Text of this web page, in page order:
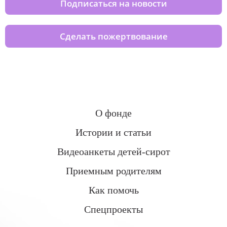
Подписаться на новости
Сделать пожертвование
О фонде
Истории и статьи
Видеоанкеты детей-сирот
Приемным родителям
Как помочь
Спецпроекты